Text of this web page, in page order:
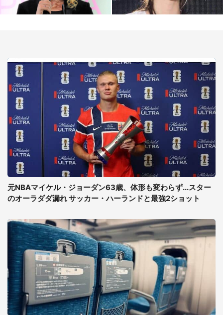
元NBAマイケル・ジョーダン63歳、体形も変わらず...スター
のオーラダダ漏れ サッカー・ハーランドと最強2ショット